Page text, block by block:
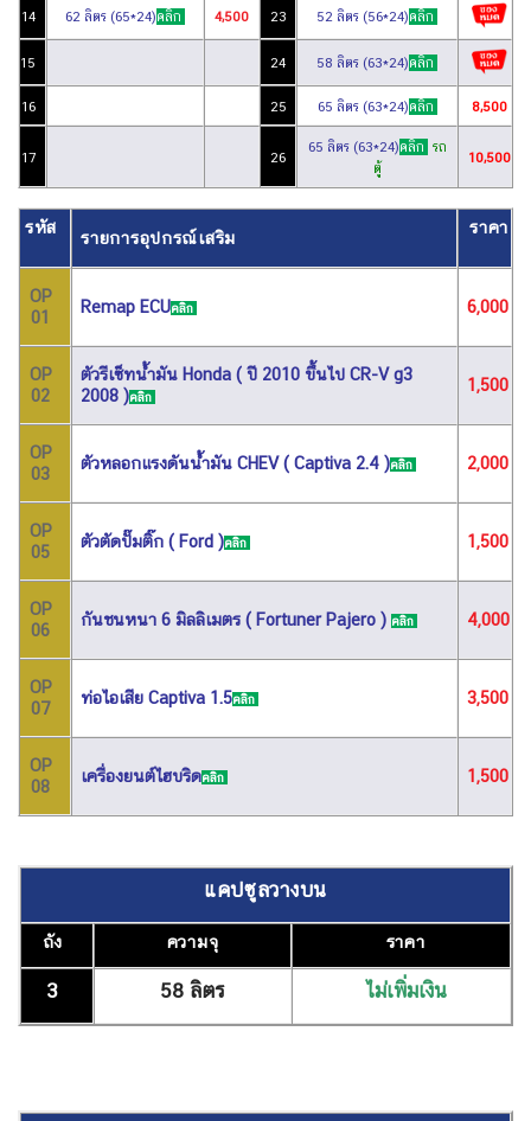
14 62 ลิตร (65*24)คลิก 4,500 23 52 ลิตร (56*24)คลิก
15 24 58 ลิตร (63*24)คลิก
16 25 65 ลิตร (63*24)คลิก 8,500
17 26
65 ลิตร (63*24)คลิก รถ
ตู้
10,500
รหัส
รายการอุปกรณ์เสริม
ราคา
OP
01
Remap ECUคลิก 6,000
OP
02
ตัวรีเซ็ทน้ำมัน Honda ( ปี 2010 ขึ้นไป CR-V g3
2008 )คลิก
1,500
OP
03
ตัวหลอกแรงดันน้ำมัน CHEV ( Captiva 2.4 )คลิก 2,000
OP
05
ตัวตัดปั๊มติ๊ก ( Ford )คลิก 1,500
OP
06
กันชนหนา 6 มิลลิเมตร ( Fortuner Pajero )คลิก 4,000
OP
07
ท่อไอเสีย Captiva 1.5คลิก 3,500
OP
08
เครื่องยนต์ไฮบริดคลิก 1,500
แคปซูลวางบน
ถัง ความจุ ราคา
3 58 ลิตร ไม่เพิ่มเงิน